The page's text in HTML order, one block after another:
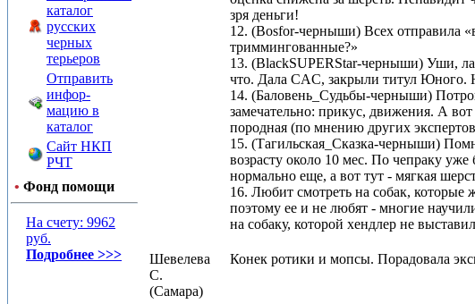
каталог
русских
черных
терьеров
Отправить
инфор-
мацию в
каталог
Сайт НКП
РЧТ
• Фонд помощи
На счету: 9962
руб.
Подробнее >>>
зря деньги!
12. (Bosfor-черныши) Всех отправила
триммингованные?»
13. (BlackSUPERStar-черныши) Уши,
что. Дала CAC, закрыли титул Юного.
14. (Баловень_Судьбы-черныши)
замечательно: прикус, движения. А
породная (по мнению других
15. (Тагильская_Сказка-черныши)
возрасту около 10 мес. По чепраку
нормально еще, а вот тут - мягкая
16. Любит смотреть на собак, которые
поэтому ее и не любят - многие
на собаку, которой хендлер не
Шевелева
С.
(Самара)
Конек ротики и мопсы. Порадовала